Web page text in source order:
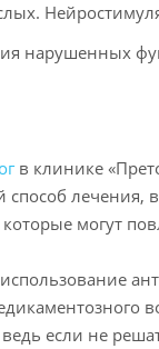
нарушенных
в клинике
лечения,
могут
если не